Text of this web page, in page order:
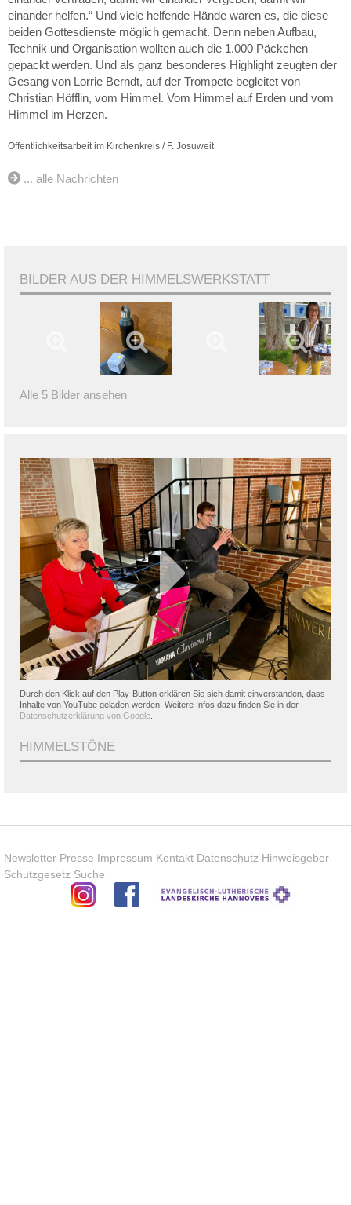
einander helfen.“ Und viele helfende Hände waren es, die diese
beiden Gottesdienste möglich gemacht. Denn neben Aufbau,
Technik und Organisation wollten auch die 1.000 Päckchen
gepackt werden. Und als ganz besonderes Highlight zeugten der
Gesang von Lorrie Berndt, auf der Trompete begleitet von
Christian Höfflin, vom Himmel. Vom Himmel auf Erden und vom
Himmel im Herzen.
Öffentlichkeitsarbeit im Kirchenkreis / F. Josuweit
... alle Nachrichten
BILDER AUS DER HIMMELSWERKSTATT
Alle 5 Bilder ansehen
Durch den Klick auf den Play-Button erklären Sie sich damit einverstanden, dass
Inhalte von YouTube geladen werden. Weitere Infos dazu finden Sie in der
Datenschutzerklärung von Google
HIMMELSTÖNE
Newsletter Presse Impressum Kontakt Datenschutz Hinweisgeber-
Schutzgesetz Suche